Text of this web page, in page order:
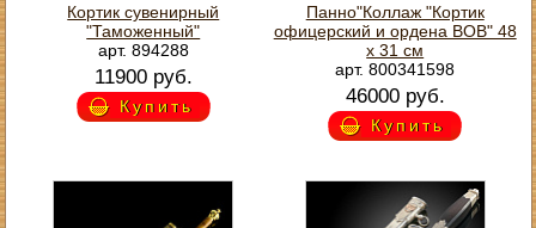
Кортик сувенирный
"Таможенный"
арт. 894288
11900 руб.
Купить
Панно"Коллаж "Кортик
офицерский и ордена ВОВ" 48
х 31 см
арт. 800341598
46000 руб.
Купить